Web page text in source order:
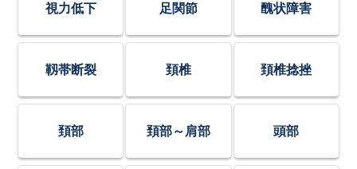
視力低下 足関節 醜状障害
靱帯断裂 頚椎 頚椎捻挫
頚部 頚部～肩部 頭部